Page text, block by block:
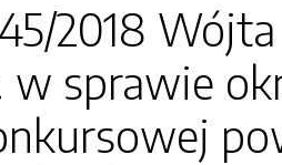
2018
sprawie